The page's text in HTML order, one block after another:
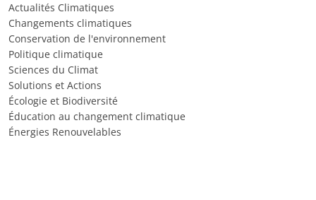
Actualités Climatiques
Changements climatiques
Conservation de l'environnement
Politique climatique
Sciences du Climat
Solutions et Actions
Écologie et Biodiversité
Éducation au changement climatique
Énergies Renouvelables